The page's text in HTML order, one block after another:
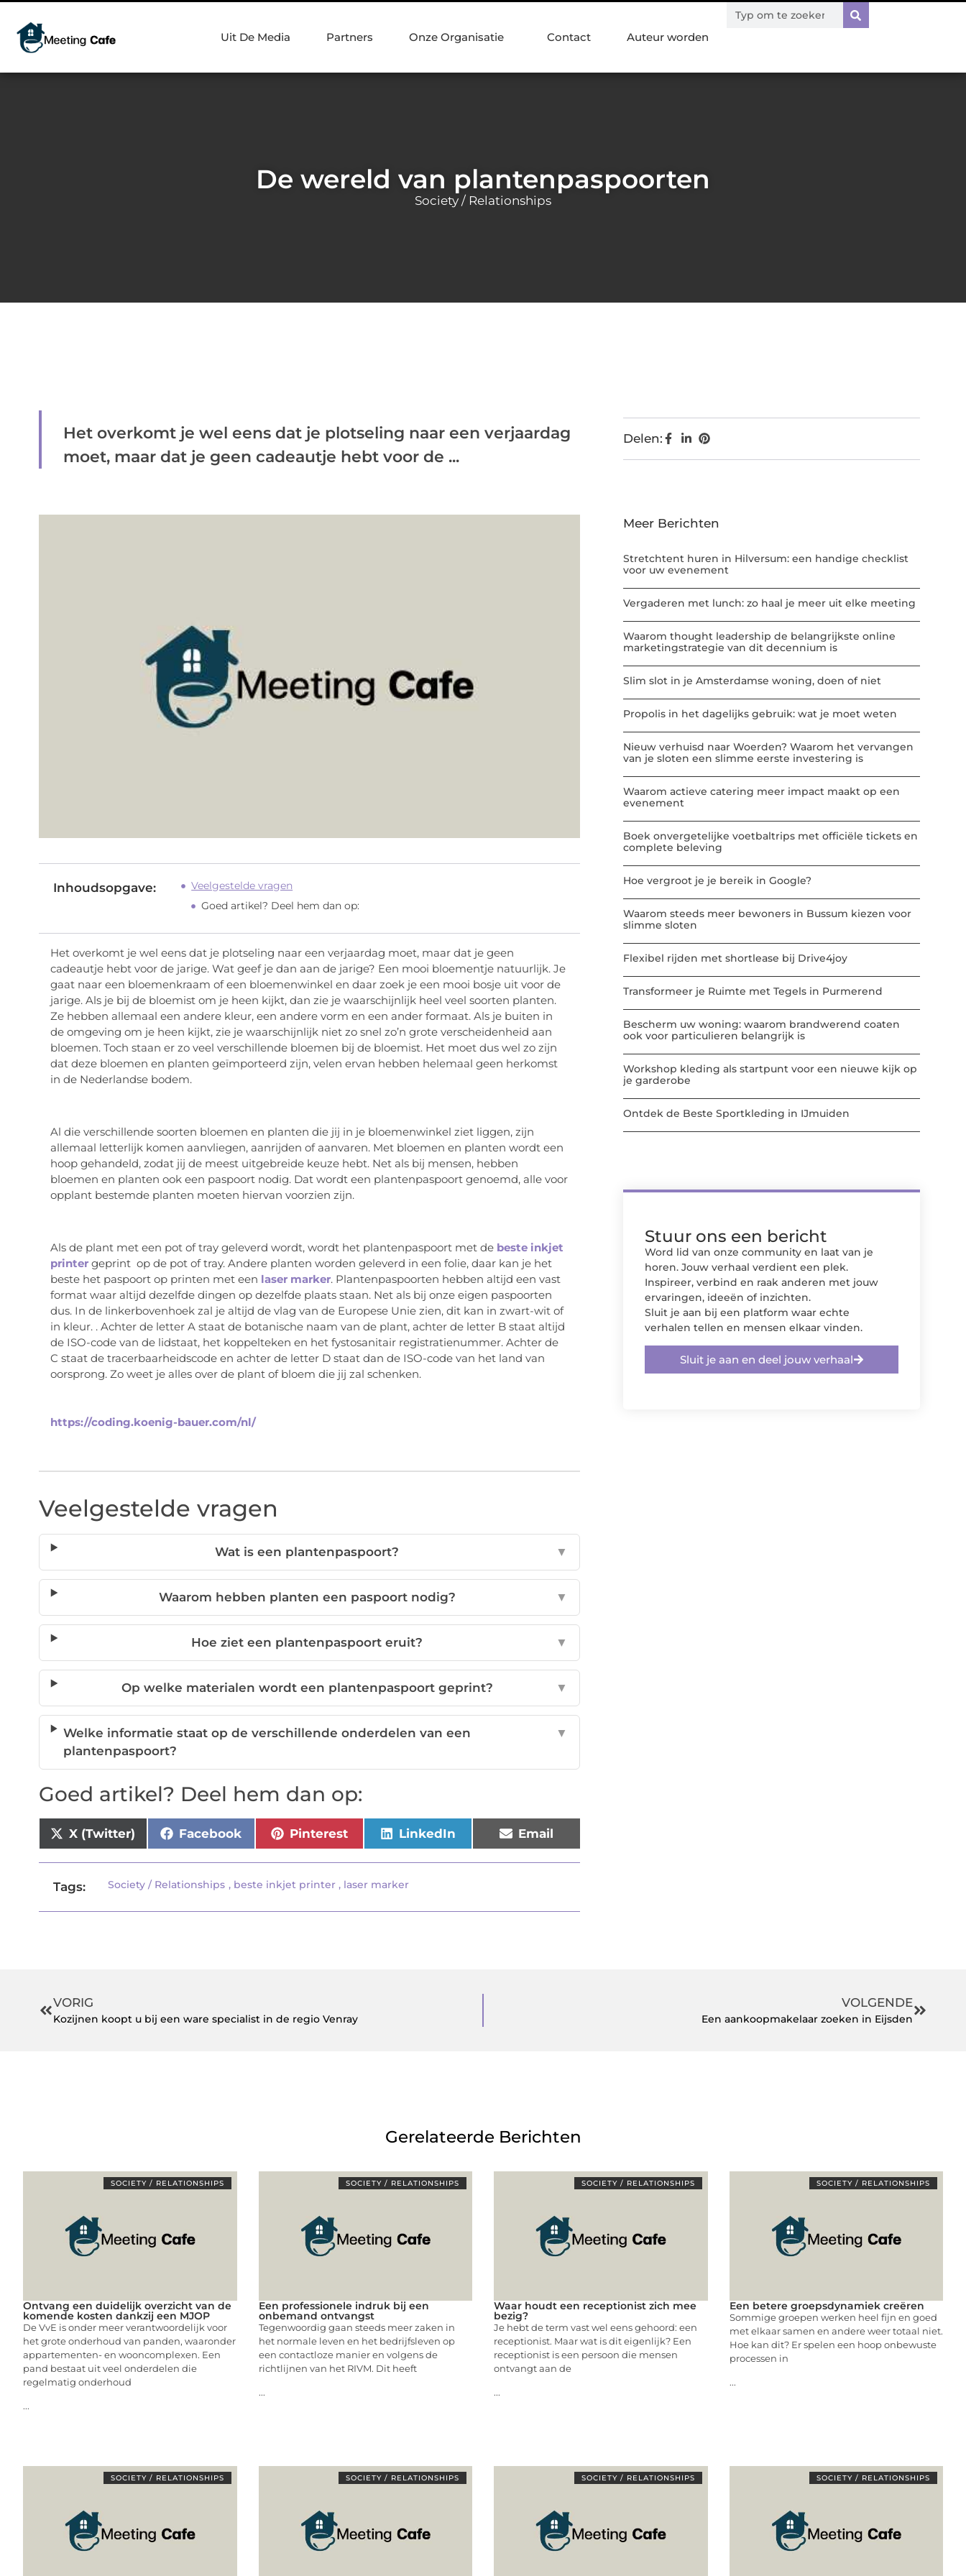
Uit De Media Partners Onze Organisatie Contact Auteur worden
De wereld van plantenpaspoorten
Society / Relationships
Het overkomt je wel eens dat je plotseling naar een verjaardag
moet, maar dat je geen cadeautje hebt voor de ...
Inhoudsopgave:
Veelgestelde vragen
Goed artikel? Deel hem dan op:
Het overkomt je wel eens dat je plotseling naar een verjaardag moet, maar dat je geen
cadeautje hebt voor de jarige. Wat geef je dan aan de jarige? Een mooi bloementje natuurlijk. Je
gaat naar een bloemenkraam of een bloemenwinkel en daar zoek je een mooi bosje uit voor de
jarige. Als je bij de bloemist om je heen kijkt, dan zie je waarschijnlijk heel veel soorten planten.
Ze hebben allemaal een andere kleur, een andere vorm en een ander formaat. Als je buiten in
de omgeving om je heen kijkt, zie je waarschijnlijk niet zo snel zo’n grote verscheidenheid aan
bloemen. Toch staan er zo veel verschillende bloemen bij de bloemist. Het moet dus wel zo zijn
dat deze bloemen en planten geïmporteerd zijn, velen ervan hebben helemaal geen herkomst
in de Nederlandse bodem.
Al die verschillende soorten bloemen en planten die jij in je bloemenwinkel ziet liggen, zijn
allemaal letterlijk komen aanvliegen, aanrijden of aanvaren. Met bloemen en planten wordt een
hoop gehandeld, zodat jij de meest uitgebreide keuze hebt. Net als bij mensen, hebben
bloemen en planten ook een paspoort nodig. Dat wordt een plantenpaspoort genoemd, alle voor
opplant bestemde planten moeten hiervan voorzien zijn.
Als de plant met een pot of tray geleverd wordt, wordt het plantenpaspoort met de beste inkjet
printergeprint op de pot of tray. Andere planten worden geleverd in een folie, daar kan je het
beste het paspoort op printen met een laser marker. Plantenpaspoorten hebben altijd een vast
format waar altijd dezelfde dingen op dezelfde plaats staan. Net als bij onze eigen paspoorten
dus. In de linkerbovenhoek zal je altijd de vlag van de Europese Unie zien, dit kan in zwart-wit of
in kleur. . Achter de letter A staat de botanische naam van de plant, achter de letter B staat altijd
de ISO-code van de lidstaat, het koppelteken en het fystosanitair registratienummer. Achter de
C staat de tracerbaarheidscode en achter de letter D staat dan de ISO-code van het land van
oorsprong. Zo weet je alles over de plant of bloem die jij zal schenken.
https://coding.koenig-bauer.com/nl/
Veelgestelde vragen
Wat is een plantenpaspoort? ▼
Waarom hebben planten een paspoort nodig? ▼
Hoe ziet een plantenpaspoort eruit? ▼
Op welke materialen wordt een plantenpaspoort geprint? ▼
Welke informatie staat op de verschillende onderdelen van een
plantenpaspoort?
▼
Goed artikel? Deel hem dan op:
X (Twitter) Facebook Pinterest LinkedIn Email
Tags: Society / Relationships , beste inkjet printer , laser marker
Delen:
Meer Berichten
Stretchtent huren in Hilversum: een handige checklist
voor uw evenement
Vergaderen met lunch: zo haal je meer uit elke meeting
Waarom thought leadership de belangrijkste online
marketingstrategie van dit decennium is
Slim slot in je Amsterdamse woning, doen of niet
Propolis in het dagelijks gebruik: wat je moet weten
Nieuw verhuisd naar Woerden? Waarom het vervangen
van je sloten een slimme eerste investering is
Waarom actieve catering meer impact maakt op een
evenement
Boek onvergetelijke voetbaltrips met officiële tickets en
complete beleving
Hoe vergroot je je bereik in Google?
Waarom steeds meer bewoners in Bussum kiezen voor
slimme sloten
Flexibel rijden met shortlease bij Drive4joy
Transformeer je Ruimte met Tegels in Purmerend
Bescherm uw woning: waarom brandwerend coaten
ook voor particulieren belangrijk is
Workshop kleding als startpunt voor een nieuwe kijk op
je garderobe
Ontdek de Beste Sportkleding in IJmuiden
Stuur ons een bericht
Word lid van onze community en laat van je
horen. Jouw verhaal verdient een plek.
Inspireer, verbind en raak anderen met jouw
ervaringen, ideeën of inzichten.
Sluit je aan bij een platform waar echte
verhalen tellen en mensen elkaar vinden.
Sluit je aan en deel jouw verhaal
VORIG
Kozijnen koopt u bij een ware specialist in de regio Venray
VOLGENDE
Een aankoopmakelaar zoeken in Eijsden
Gerelateerde Berichten
SOCIETY / RELATIONSHIPS
Ontvang een duidelijk overzicht van de
komende kosten dankzij een MJOP
De VvE is onder meer verantwoordelijk voor
het grote onderhoud van panden, waaronder
appartementen- en wooncomplexen. Een
pand bestaat uit veel onderdelen die
regelmatig onderhoud
...
SOCIETY / RELATIONSHIPS
Een professionele indruk bij een
onbemand ontvangst
Tegenwoordig gaan steeds meer zaken in
het normale leven en het bedrijfsleven op
een contactloze manier en volgens de
richtlijnen van het RIVM. Dit heeft
...
SOCIETY / RELATIONSHIPS
Waar houdt een receptionist zich mee
bezig?
Je hebt de term vast wel eens gehoord: een
receptionist. Maar wat is dit eigenlijk? Een
receptionist is een persoon die mensen
ontvangt aan de
...
SOCIETY / RELATIONSHIPS
Een betere groepsdynamiek creëren
Sommige groepen werken heel fijn en goed
met elkaar samen en andere weer totaal niet.
Hoe kan dit? Er spelen een hoop onbewuste
processen in
...
SOCIETY / RELATIONSHIPS SOCIETY / RELATIONSHIPS SOCIETY / RELATIONSHIPS SOCIETY / RELATIONSHIPS